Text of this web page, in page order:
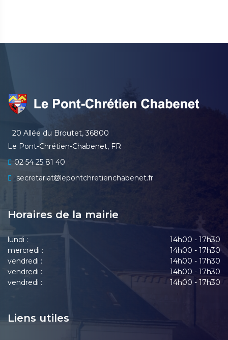
20 Allée du Broutet, 36800
Le Pont-Chrétien-Chabenet, FR
02 54 25 81 40
secretariat
lepontchretienchabenet.fr
Horaires de la mairie
lundi :
14h00 - 17h30
mercredi :
14h00 - 17h30
vendredi :
14h00 - 17h30
vendredi :
14h00 - 17h30
vendredi :
14h00 - 17h30
Liens utiles